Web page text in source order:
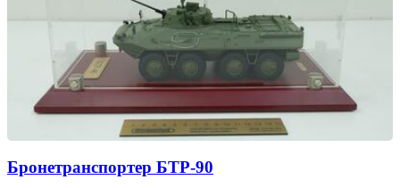
Бронетранспортер БТР-90